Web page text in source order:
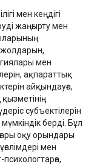
мен кеңдігі
жаңғырту мен
мен
ақпараттық
айқындауға,
субъектілерін
берді. Бұл
оқу орындары
мен